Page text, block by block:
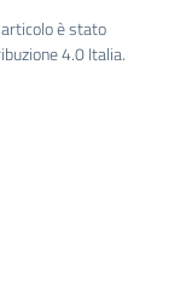
è stato
4.0 Italia.